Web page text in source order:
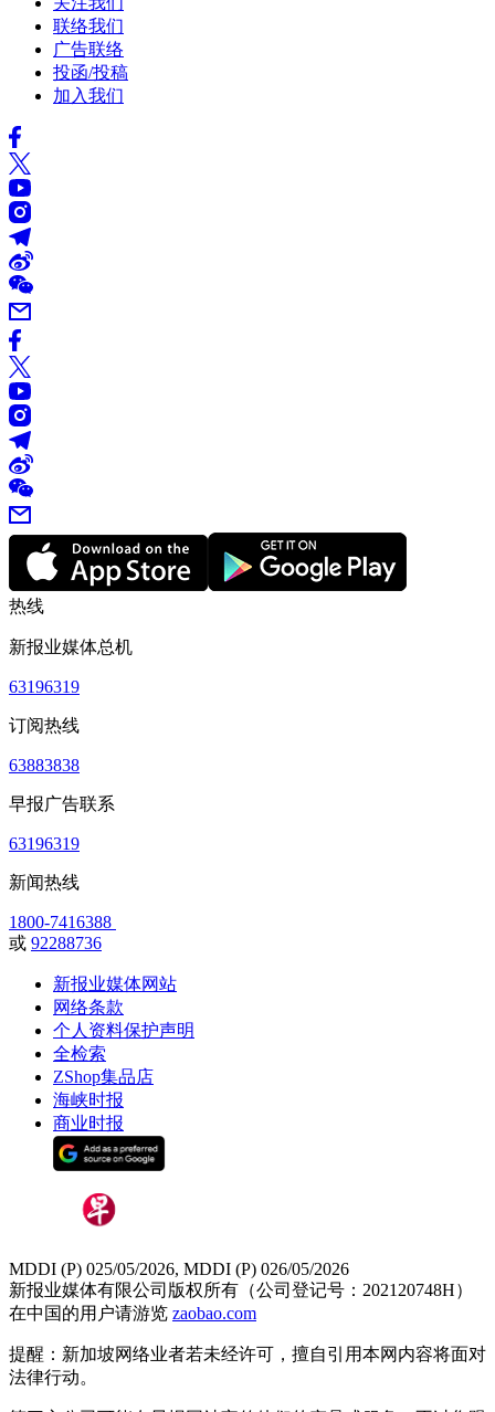
联络我们
广告联络
投函/投稿
加入我们
热线
新报业媒体总机
63196319
订阅热线
63883838
早报广告联系
63196319
新闻热线
1800-7416388
或 92288736
新报业媒体网站
网络条款
个人资料保护声明
全检索
ZShop集品店
海峡时报
商业时报
MDDI (P) 025/05/2026, MDDI (P) 026/05/2026
新报业媒体有限公司版权所有（公司登记号：202120748H）
在中国的用户请游览 zaobao.com
提醒：新加坡网络业者若未经许可，擅自引用本网内容将面对
法律行动。